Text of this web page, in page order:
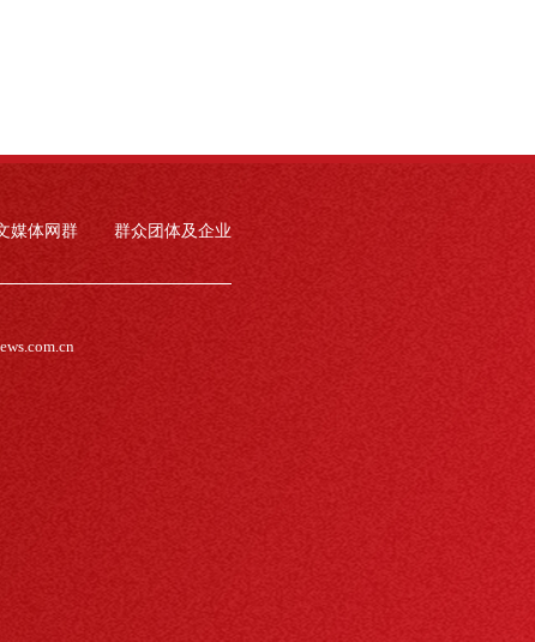
媒体网群 群众团体及企业